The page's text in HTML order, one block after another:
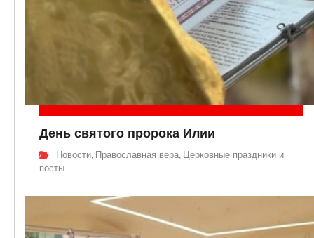
День святого пророка Илии
Новости, Православная вера,
Церковные праздники и
посты